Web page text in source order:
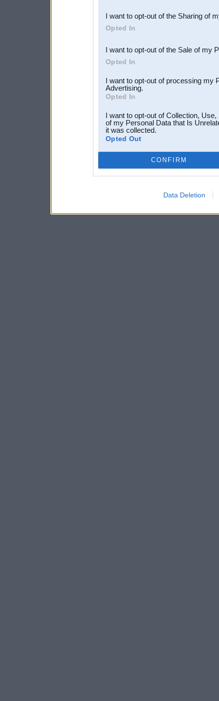
Downstream Participants
third parties.
I want to opt-out of the Sharing of
Opted In
I want to opt-out of the Sale of my
Opted In
I want to opt-out of processing my
Advertising.
Opted In
I want to opt-out of Collection,
of my Personal Data that Is
it was collected.
Opted Out
CONFIRM
Data Deletion